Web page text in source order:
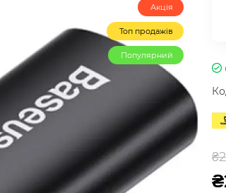
Акція
Топ продажів
Популярний